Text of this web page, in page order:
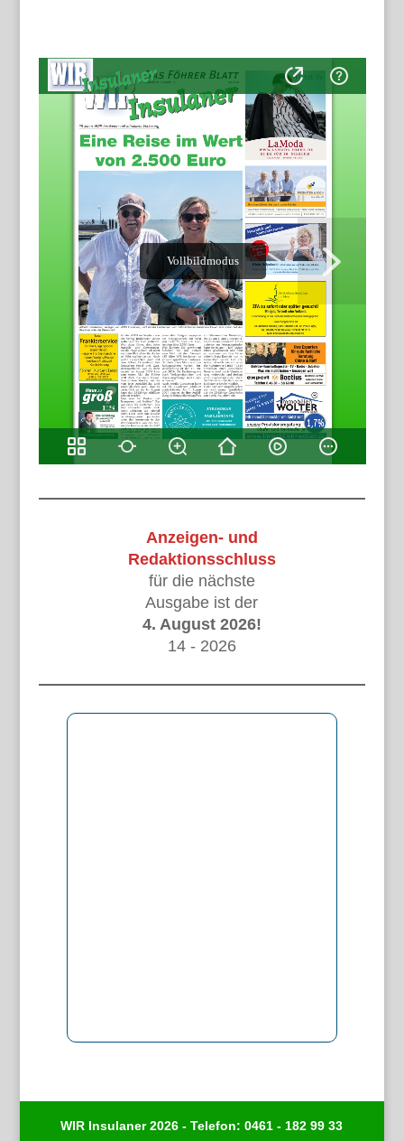
Anzeigen- und
Redaktionsschluss
für die nächste
Ausgabe ist der
4. August 2026!
14 - 2026
WIR Insulaner 2026 - Telefon: 0461 - 182 99 33